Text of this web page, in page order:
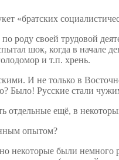
«братских
своей трудовой
шок, когда в
и т.п. хрень.
И не только в
Русские стали
отдельные ещё, в
опытом?
были немного